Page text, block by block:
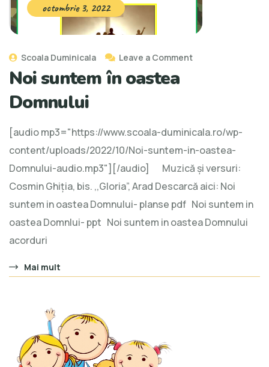
octombrie 3, 2022
Scoala Duminicala Leave a Comment
Noi suntem în oastea
Domnului
[audio mp3="https://www.scoala-duminicala.ro/wp-
content/uploads/2022/10/Noi-suntem-in-oastea-
Domnului-audio.mp3"][/audio] Muzică și versuri:
Cosmin Ghiția, bis. ,,Gloria”, Arad Descarcă aici: Noi
suntem in oastea Domnului- planse pdf Noi suntem in
oastea Domnlui- ppt Noi suntem in oastea Domnului
acorduri
Mai mult